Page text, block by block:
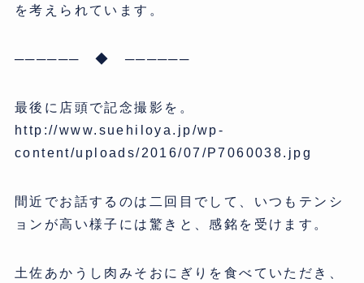
を考えられています。
────── ◆ ──────
最後に店頭で記念撮影を。
http://www.suehiloya.jp/wp-
content/uploads/2016/07/P7060038.jpg
間近でお話するのは二回目でして、いつもテンシ
ョンが高い様子には驚きと、感銘を受けます。
土佐あかうし肉みそおにぎりを食べていただき、